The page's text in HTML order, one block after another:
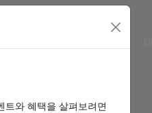
트와 혜택을 살펴보려면